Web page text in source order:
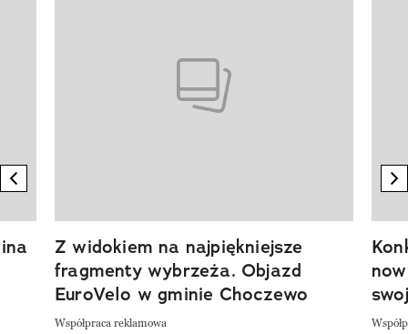
previous element
Z widokiem na najpiękniejsze
fragmenty wybrzeża. Objazd
EuroVelo w gminie Choczewo
Współpraca reklamowa